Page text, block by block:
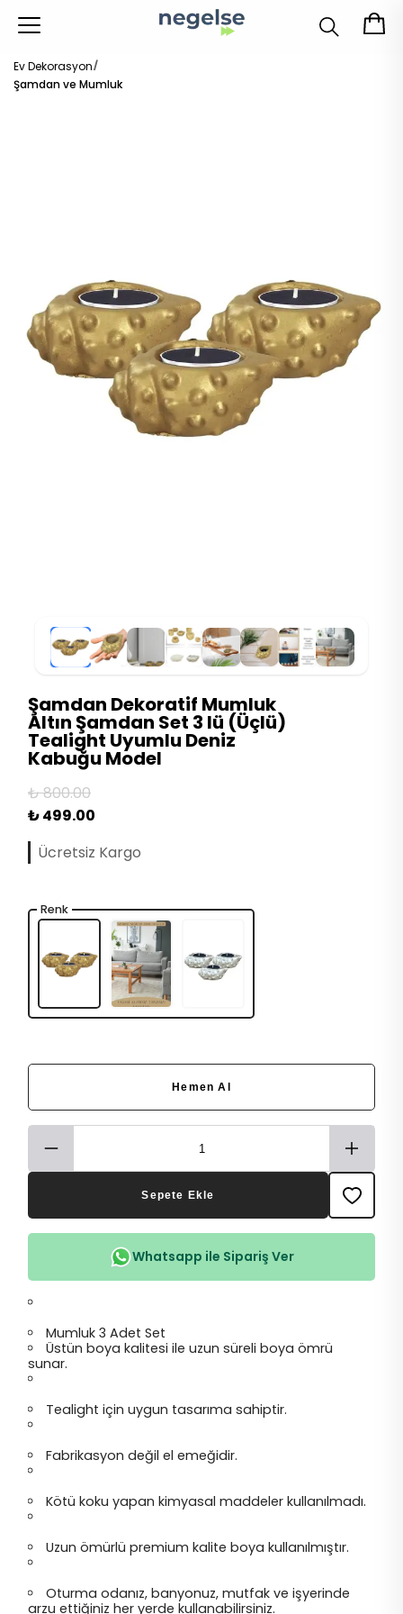
Ev Dekorasyon
Şamdan ve Mumluk
Şamdan Dekoratif Mumluk
Altın Şamdan Set 3 lü (Üçlü)
Tealight Uyumlu Deniz
Kabuğu Model
₺ 800.00
₺ 499.00
Ücretsiz Kargo
Renk
Hemen Al
Sepete Ekle
Whatsapp ile Sipariş Ver
Mumluk 3 Adet Set
Üstün boya kalitesi ile uzun süreli boya ömrü
sunar.
Tealight için uygun tasarıma sahiptir.
Fabrikasyon değil el emeğidir.
Kötü koku yapan kimyasal maddeler kullanılmadı.
Uzun ömürlü premium kalite boya kullanılmıştır.
Oturma odanız, banyonuz, mutfak ve işyerinde
arzu ettiğiniz her yerde kullanabilirsiniz.